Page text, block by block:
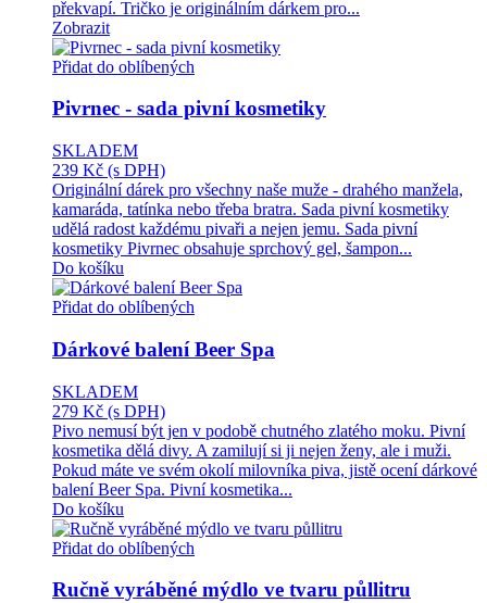
překvapí. Tričko je originálním dárkem pro...
Zobrazit
Přidat do oblíbených
Pivrnec - sada pivní kosmetiky
SKLADEM
239 Kč (s DPH)
Originální dárek pro všechny naše muže - drahého manžela,
kamaráda, tatínka nebo třeba bratra. Sada pivní kosmetiky
udělá radost každému pivaři a nejen jemu. Sada pivní
kosmetiky Pivrnec obsahuje sprchový gel, šampon...
Do košíku
Přidat do oblíbených
Dárkové balení Beer Spa
SKLADEM
279 Kč (s DPH)
Pivo nemusí být jen v podobě chutného zlatého moku. Pivní
kosmetika dělá divy. A zamilují si ji nejen ženy, ale i muži.
Pokud máte ve svém okolí milovníka piva, jistě ocení dárkové
balení Beer Spa. Pivní kosmetika...
Do košíku
Přidat do oblíbených
Ručně vyráběné mýdlo ve tvaru půllitru